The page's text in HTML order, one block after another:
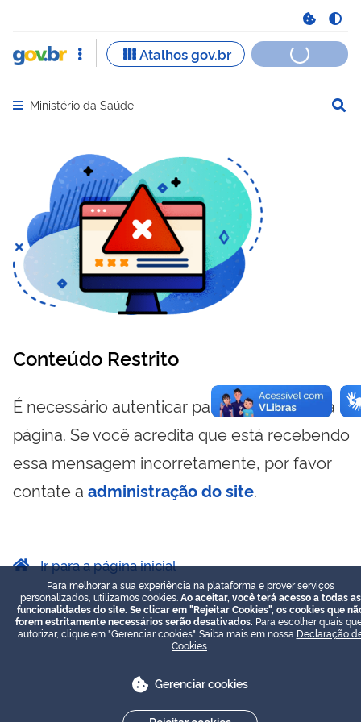
Abrir menu principal de navegação
Ministério da Saúde
Conteúdo Restrito
É necessário autenticar para visualizar essa
página. Se você acredita que está recebendo
essa mensagem incorretamente, por favor
contate a administração do site.
Ir para a página inicial
Para melhorar a sua experiência na plataforma e prover serviços
personalizados, utilizamos cookies. Ao aceitar, você terá acesso a todas as
funcionalidades do site. Se clicar em "Rejeitar Cookies", os cookies que
forem estritamente necessários serão desativados. Para escolher quais
autorizar, clique em "Gerenciar cookies". Saiba mais em nossa Declaração
Cookies
Gerenciar cookies